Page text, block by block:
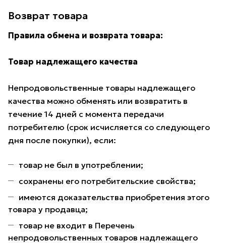
Возврат товара
Правила обмена и возврата товара:
Товар надлежащего качества
Непродовольственные товары надлежащего
качества можно обменять или возвратить в
течение 14 дней с момента передачи
потребителю (срок исчисляется со следующего
дня после покупки), если:
товар не был в употреблении;
сохранены его потребительские свойства;
имеются доказательства приобретения этого
товара у продавца;
товар не входит в Перечень
непродовольственных товаров надлежащего